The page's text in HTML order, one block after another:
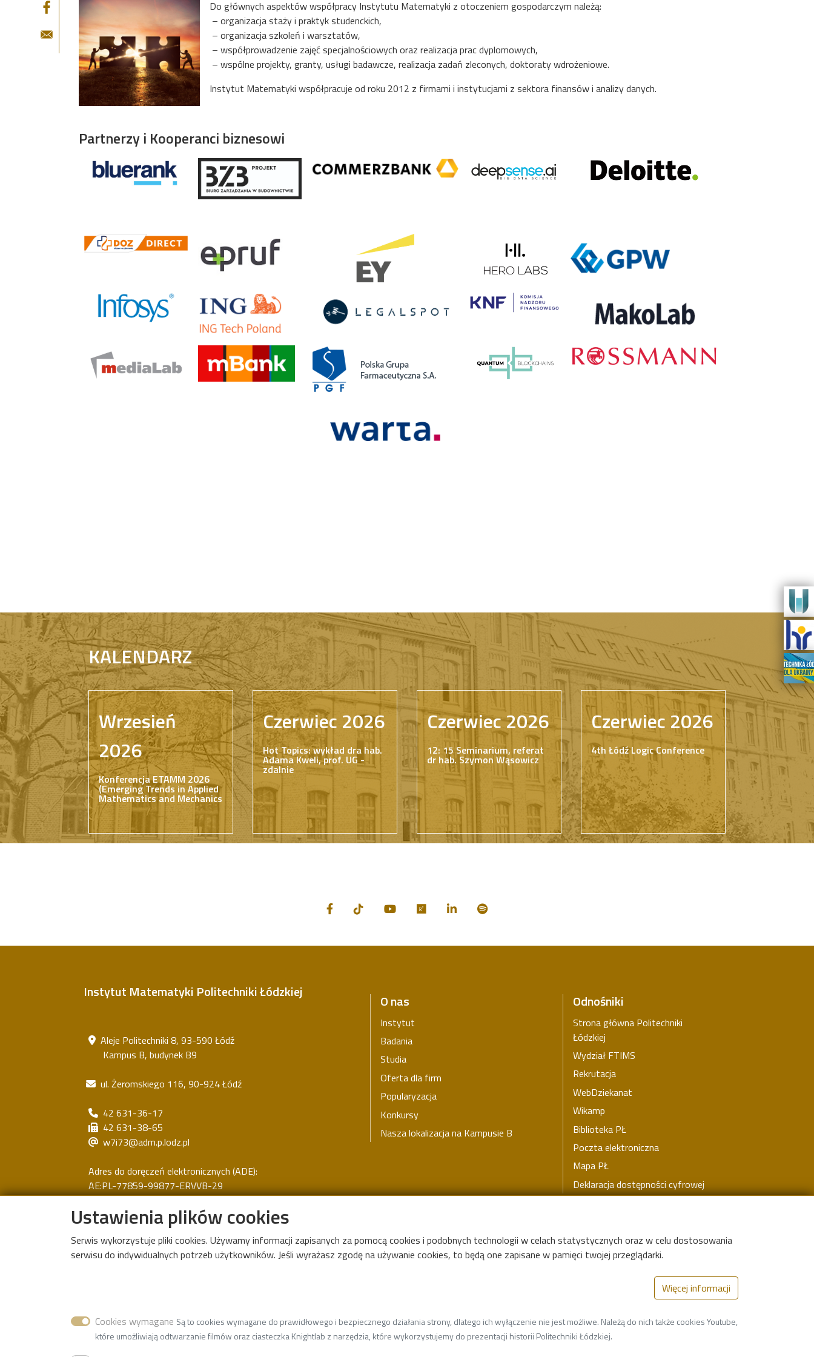
Do głównych aspektów współpracy Instytutu Matematyki z otoczeniem gospodarczym należą:
– organizacja staży i praktyk studenckich,
– organizacja szkoleń i warsztatów,
– współprowadzenie zajęć specjalnościowych oraz realizacja prac dyplomowych,
– wspólne projekty, granty, usługi badawcze, realizacja zadań zleconych, doktoraty wdrożeniowe.
Instytut Matematyki współpracuje od roku 2012 z firmami i instytucjami z sektora finansów i analizy danych.
Partnerzy i Kooperanci biznesowi
KALENDARZ
Konferencja ETAMM 2026
(Emerging Trends in Applied
Mathematics and Mechanics
Wrzesień
2026
Hot Topics: wykład dra hab.
Adama Kweli, prof. UG -
zdalnie
Czerwiec 2026
12: 15 Seminarium, referat
dr hab. Szymon Wąsowicz
Czerwiec 2026
4th Łódź Logic Conference
Czerwiec 2026
Instytut Matematyki Politechniki Łódzkiej
Aleje Politechniki 8, 93-590 Łódź
Kampus B, budynek B9
ul. Żeromskiego 116, 90-924 Łódź
42 631-36-17
42 631-38-65
w7i73@adm.p.lodz.pl
Adres do doręczeń elektronicznych (ADE):
AE:PL-77859-99877-ERVVB-29
NIP7270021895
000001583
O nas
Instytut
Badania
Studia
Oferta dla firm
Popularyzacja
Konkursy
Nasza lokalizacja na Kampusie B
Odnośniki
Strona główna Politechniki
Łódzkiej
Wydział FTIMS
Rekrutacja
WebDziekanat
Wikamp
Biblioteka PŁ
Poczta elektroniczna
Mapa PŁ
Deklaracja dostępności cyfrowej
Elektroniczne zarządzanie
WebSkryba
Plany zajęć
Ustawienia plików cookies
Serwis wykorzystuje pliki cookies. Używamy informacji zapisanych za pomocą cookies i podobnych technologii w celach statystycznych oraz w celu dostosowania
serwisu do indywidualnych potrzeb użytkowników. Jeśli wyrażasz zgodę na używanie cookies, to będą one zapisane w pamięci twojej przeglądarki.
Więcej informacji
Cookies wymagane Są to cookies wymagane do prawidłowego i bezpiecznego działania strony, dlatego ich wyłączenie nie jest możliwe. Należą do nich także cookies Youtube,
które umożliwiają odtwarzanie filmów oraz ciasteczka Knightlab z narzędzia, które wykorzystujemy do prezentacji historii Politechniki Łódzkiej.